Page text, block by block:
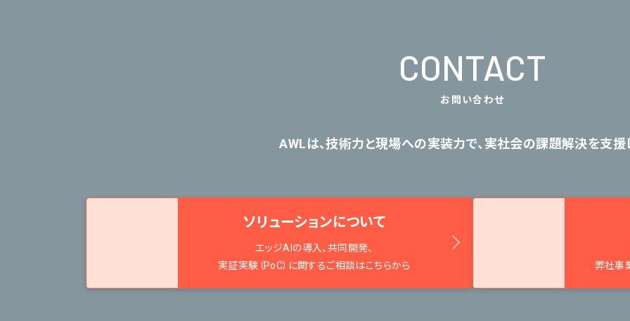
CONTACT
お問い合わせ
AWLは、技術力と現場への実装力で、 実社会の課題解決を支援
ソリューションについて
エッジAIの導入、共同開発、
実証実験（PoC）に関するご相談はこちらから
弊社事